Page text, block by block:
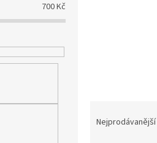
700Kč
Nejprodávanější